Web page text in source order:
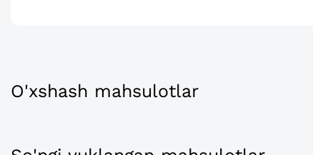
O'xshash mahsulotlar